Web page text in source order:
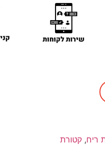
ריח, קטורת